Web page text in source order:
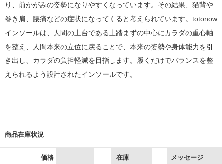
り、前かがみの姿勢になりやすくなっています。その結果、猫背や
巻き肩、腰痛などの症状になってくると考えられています。totonow
インソールは、人間の土台である土踏まずの中心にカラダの重心軸
を整え、人間本来の立位に戻ることで、本来の姿勢や身体能力を引
き出し、カラダの負担軽減を目指します。履くだけでバランスを整
えられるよう設計されたインソールです。
商品在庫状況
価格 在庫 メッセージ